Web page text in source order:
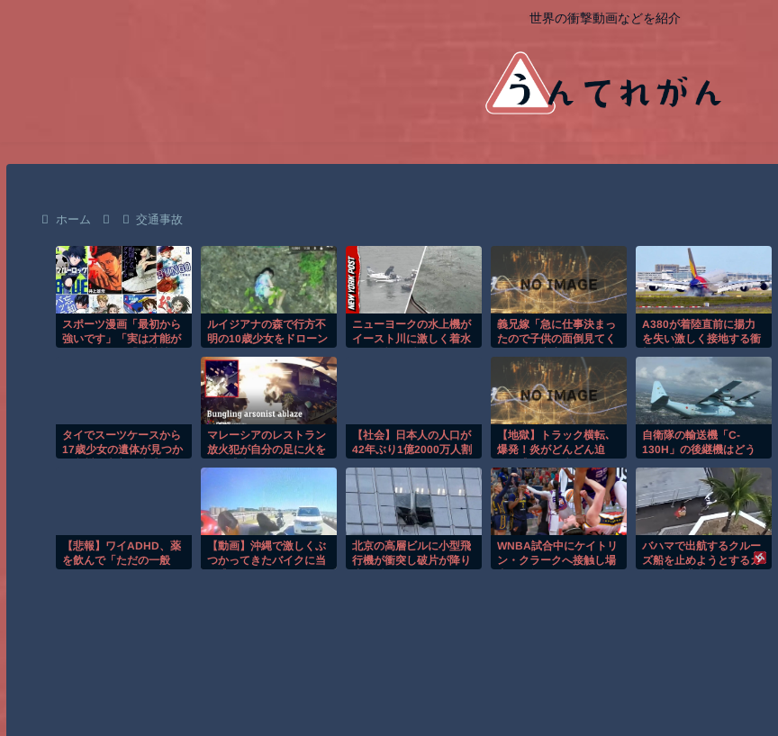
世界の衝撃動画などを紹介
ホーム 交通事故
スポーツ漫画「最初から
強いです」「実は才能が
ルイジアナの森で行方不
明の10歳少女をドローン
ニューヨークの水上機が
イースト川に激しく着水
義兄嫁「急に仕事決まっ
たので子供の面倒見てく
んで」と言って子供３人
を義実家に丸投げ→
A380が着陸直前に揚力
を失い激しく接地する衝
タイでスーツケースから
17歳少女の遺体が見つか
マレーシアのレストラン
放火犯が自分の足に火を
【社会】日本人の人口が
42年ぶり1億2000万人割
【地獄】トラック横転､
爆発！炎がどんどん迫
イバーの恐怖
自衛隊の輸送機「C-
130H」の後継機はどう
【悲報】ワイADHD、薬
を飲んで「ただの一般
【動画】沖縄で激しくぶ
つかってきたバイクに当
北京の高層ビルに小型飛
行機が衝突し破片が降り
WNBA試合中にケイトリ
ン・クラークへ接触し場
バハマで出航するクルー
ズ船を止めようとするカ